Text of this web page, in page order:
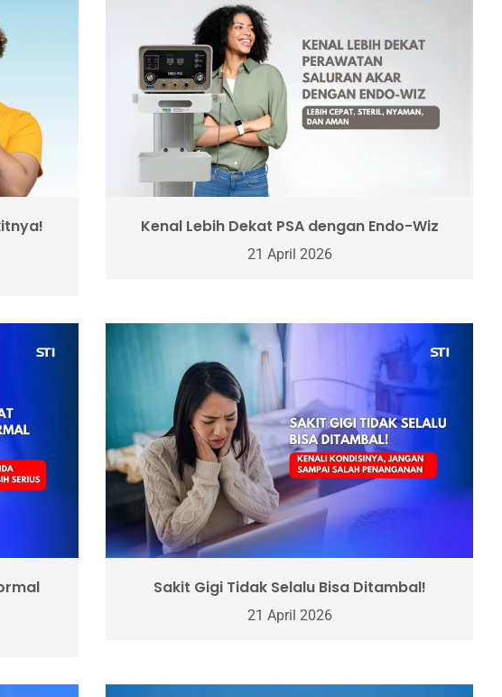
Kenal Lebih Dekat PSA dengan Endo-Wiz
21 April 2026
Sakit Gigi Tidak Selalu Bisa Ditambal!
21 April 2026